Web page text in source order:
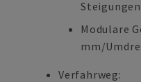
Modulare
mm/
Verfahrweg: